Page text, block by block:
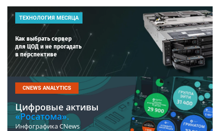
ТЕХНОЛОГИЯ МЕСЯЦА
Как выбрать сервер
для ЦОД и не прогадать
в перспективе
CNEWS ANALYTICS
Цифровые активы
«Росатома».
Инфографика CNews